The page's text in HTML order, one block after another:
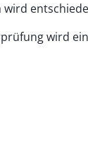
wird
wird